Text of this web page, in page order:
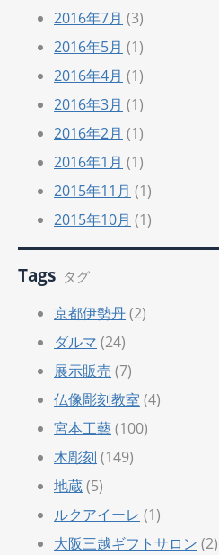
2016年7月 (3)
2016年5月 (1)
2016年4月 (1)
2016年3月 (1)
2016年2月 (1)
2016年1月 (1)
2015年11月 (1)
2015年10月 (1)
Tags タグ
京都伊勢丹(2)
ダルマ (24)
展示販売 (7)
仏像彫刻教室 (4)
宮本工藝(100)
木彫刻 (149)
地蔵(5)
ルクアイーレ (1)
大阪三越ギフトサロン (2)